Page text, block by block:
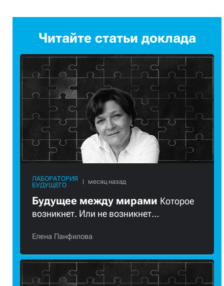
Читайте статьи доклада
ЛАБОРАТОРИЯ
БУДУЩЕГО
Будущее между мирами Которое
возникнет. Или не возникнет…
Елена Панфилова